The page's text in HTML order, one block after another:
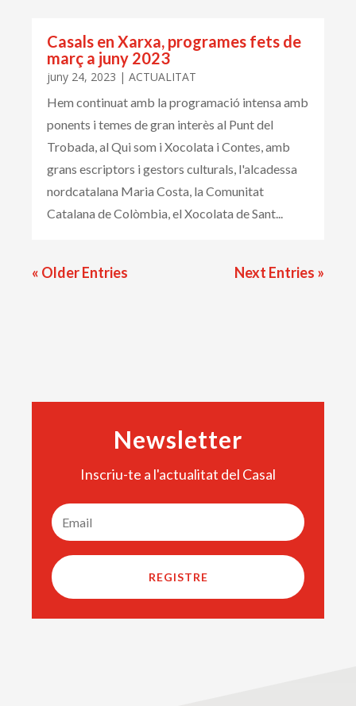
Casals en Xarxa, programes fets de
març a juny 2023
juny 24, 2023 | ACTUALITAT
Hem continuat amb la programació intensa amb
ponents i temes de gran interès al Punt del
Trobada, al Qui som i Xocolata i Contes, amb
grans escriptors i gestors culturals, l'alcadessa
nordcatalana Maria Costa, la Comunitat
Catalana de Colòmbia, el Xocolata de Sant...
« Older Entries Next Entries »
Newsletter
Inscriu-te a l'actualitat del Casal
REGISTRE